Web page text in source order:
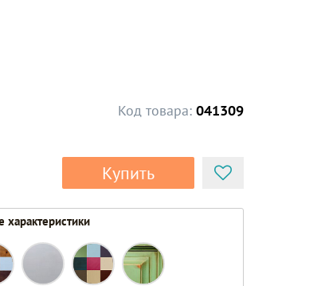
Код товара: 041309
Купить
характеристики